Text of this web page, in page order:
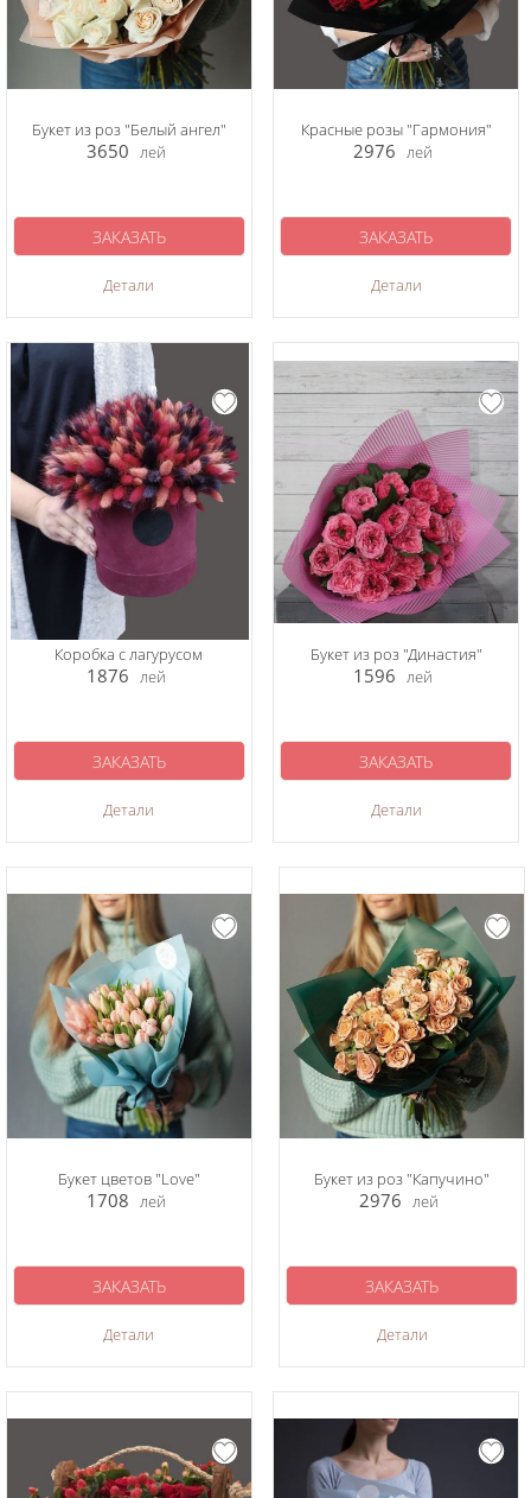
Букет из роз "Белый ангел"
3650 лей
Детали
ЗАКАЗАТЬ
Красные розы "Гармония"
2976 лей
Детали
ЗАКАЗАТЬ
Коробка с лагурусом
1876 лей
Детали
ЗАКАЗАТЬ
Букет из роз "Династия"
1596 лей
Детали
ЗАКАЗАТЬ
Букет цветов "Love"
1708 лей
Детали
ЗАКАЗАТЬ
Букет из роз "Капучино"
2976 лей
Детали
ЗАКАЗАТЬ